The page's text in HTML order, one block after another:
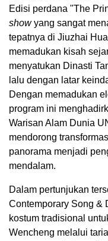
Edisi perdana "The
showyang sangat
tepatnya di Jiuzhai
memadukan kisah
menyatukan Dinasti
lalu dengan latar
Dengan memadukan
program ini
Warisan Alam Dunia
mendorong
panorama menjadi
mendalam.
Dalam pertunjukan
Contemporary Song &
kostum tradisional
Wencheng melalui